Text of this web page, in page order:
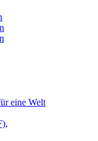
eine Welt